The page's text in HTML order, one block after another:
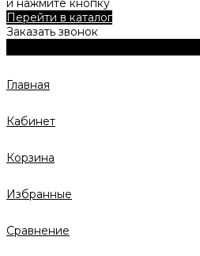
и нажмите кнопку
Перейти в каталог
Заказать звонок
Главная
Кабинет
Корзина
Избранные
Сравнение